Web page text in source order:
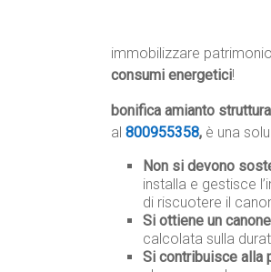
immobilizzare
consumi energetici!
bonifica amianto
al 800955358, è una
Non si devono
installa e gestisce
di riscuotere il
Si ottiene un
calcolata sulla
Si contribuisce alla